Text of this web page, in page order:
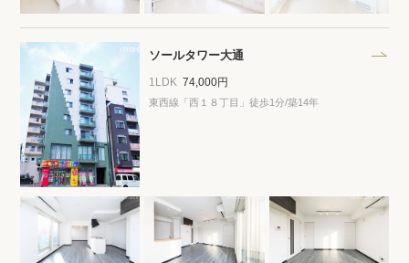
ソールタワー大通
1LDK 74,000円
東西線「西１８丁目」徒歩1分/築14年